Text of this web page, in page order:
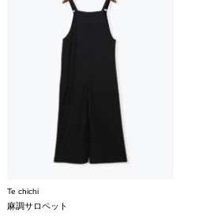
Te chichi
麻調サロペット